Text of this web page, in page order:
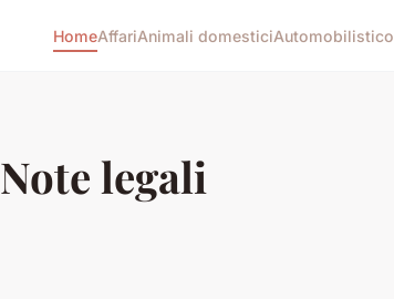
HomeAffariAnimali domesticiAutomobilistico
Note legali